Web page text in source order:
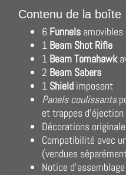
Contenu de la boîte
6 Funnels amovibles
1 Beam Shot Rifle
1 Beam Tomahawk
2 Beam Sabers
1 Shield imposant
Panels coulissants
et trappes
Décorations
Compatibilité avec
(vendues
Notice